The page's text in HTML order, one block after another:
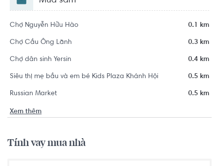
Chợ Nguyễn Hữu Hào 0.1 km
Chợ Cầu Ông Lãnh 0.3 km
Chợ dân sinh Yersin 0.4 km
Siêu thị mẹ bầu và em bé Kids Plaza Khánh Hội 0.5 km
Russian Market 0.5 km
Xem thêm
Tính vay mua nhà